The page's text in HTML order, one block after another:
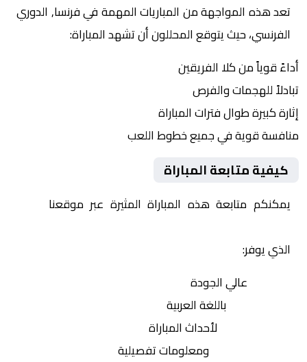
تعد هذه المواجهة من المباريات المهمة في فرنسا, الدوري
الفرنسي، حيث يتوقع المحللون أن تشهد المباراة:
أداءً قوياً من كلا الفريقين
تبادلاً للهجمات والفرص
إثارة كبيرة طوال فترات المباراة
منافسة قوية في جميع خطوط اللعب
كيفية متابعة المباراة
يمكنكم متابعة هذه المباراة المثيرة عبر موقعنا
الذي يوفر:
عالي الجودة
باللغة العربية
لأحداث المباراة
ومعلومات تفصيلية